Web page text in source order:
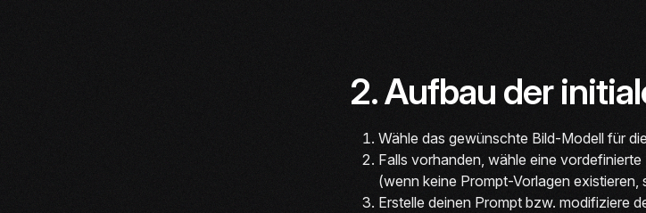
2. Aufbau der
Wähle das gewünschte Bild-Modell für
Falls vorhanden, wähle eine
(wenn keine Prompt-Vorlagen
Erstelle deinen Prompt bzw. modifiziere